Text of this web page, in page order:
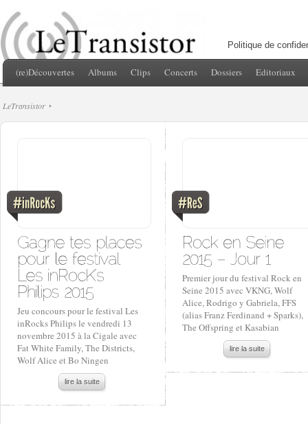
Politique de
(re)Découvertes Albums Clips Concerts Dossiers Editoriaux
LeTransistor
Jeu concours pour le festival Les
inRocks Philips le vendredi 13
novembre 2015 à la Cigale avec
Fat White Family, The Districts,
Wolf Alice et Bo Ningen
lire la suite
Premier jour du festival Rock en
Seine 2015 avec VKNG, Wolf
Alice, Rodrigo y Gabriela, FFS
(alias Franz Ferdinand + Sparks),
The Offspring et Kasabian
lire la suite